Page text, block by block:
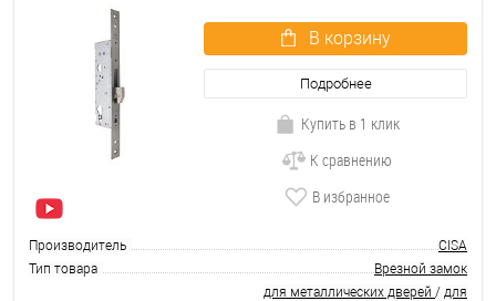
В корзину
Подробнее
Купить в 1 клик
К сравнению
В избранное
Производитель
CISA
Тип товара
Врезной замок
для металлических дверей / для